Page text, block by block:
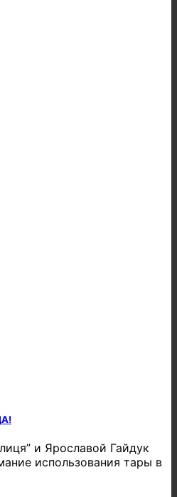
и Ярославой Гайдук
использования тары в